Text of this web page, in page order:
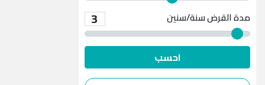
مدة القرض 3 سنة/سنين
احسب